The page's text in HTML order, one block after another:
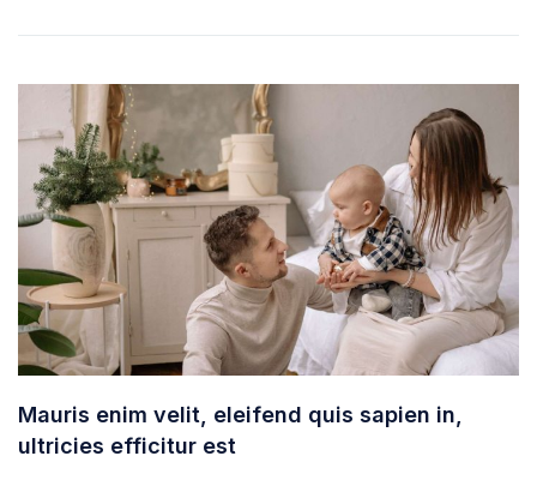
Mauris enim velit, eleifend quis sapien in,
ultricies efficitur est